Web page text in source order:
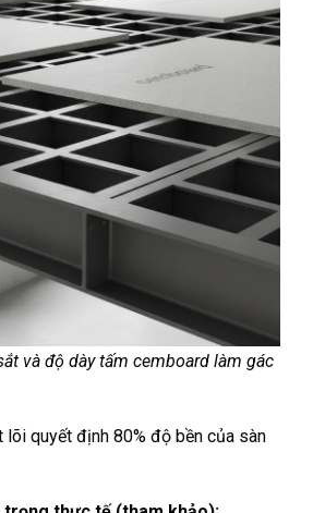
và độ dày tấm cemboard làm gác
quyết định 80% độ bền của sàn